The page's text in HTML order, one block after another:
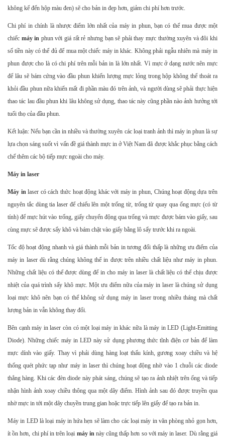
không kể đến hộp màu đen) sẽ cho bản in đẹp hơn, giảm chi phí hơn trước.
Chi phí in chính là nhược điểm lớn nhất của máy in phun, bạn có thể mua được một
chiếc máy in phun với giá rất rẻ nhưng bạn sẽ phải thay mực thường xuyên và đôi khi
số tiền này có thể đủ để mua một chiếc máy in khác. Không phải ngẫu nhiên mà máy in
phun được cho là có chi phí trên mỗi bản in là lớn nhất. Vì mực ở dạng nước nên mực
để lâu sẽ bám cứng vào đầu phun khiến lượng mực lỏng trong hộp không thể thoát ra
khỏi đầu phun nữa khiến mất đi phần màu đó trên ảnh, và người dùng sẽ phải thực hiện
thao tác lau đầu phun khi lâu không sử dụng, thao tác này cũng phần nào ảnh hưởng tới
tuổi thọ của đầu phun.
Kết luận: Nếu bạn cần in nhiều và thường xuyên các loại tranh ảnh thì máy in phun là sự
lựa chọn sáng suốt vì vấn đề giá thành mực in ở Việt Nam đã được khắc phục bằng cách
chế thêm các bộ tiếp mực ngoài cho máy.
Máy in laser
Máy inlaser có cách thức hoạt động khác với máy in phun, Chúng hoạt động dựa trên
nguyên tắc dùng tia laser để chiếu lên một trống từ, trống từ quay qua ống mực (có từ
tính) để mực hút vào trống, giấy chuyển động qua trống và mực được bám vào giấy, sau
cùng mực sẽ được sấy khô và bám chặt vào giấy bằng lô sấy trước khi ra ngoài.
Tốc độ hoạt động nhanh và giá thành mỗi bản in tương đối thấp là những ưu điểm của
máy in laser dù rằng chúng không thể in được trên nhiều chất liệu như máy in phun.
Những chất liệu có thể được dùng để in cho máy in laser là chất liệu có thể chịu được
nhiệt của quá trình sấy khô mực. Một ưu điểm nữa của máy in laser là chúng sử dụng
loại mực khô nên bạn có thể không sử dụng máy in laser trong nhiều tháng mà chất
lượng bản in vẫn không thay đổi.
Bên cạnh máy in laser còn có một loại máy in khác nữa là máy in LED (Light-Emitting
Diode). Những chiếc máy in LED này sử dụng phương thức tĩnh điện cơ bản để làm
mực dính vào giấy. Thay vì phải dùng hàng loạt thấu kính, gương xoay chiều và hệ
thống quét phức tạp như máy in laser thì chúng hoạt động nhờ vào 1 chuỗi các diode
thẳng hàng. Khi các đèn diode này phát sáng, chúng sẽ tạo ra ảnh nhiệt trên ống và tiếp
nhận hình ảnh xoay chiều thông qua một dãy điểm. Hình ảnh sau đó được truyền qua
nhờ mực in tới một dây chuyền trung gian hoặc trực tiếp lên giấy để tạo ra bản in.
Máy in LED là loại máy in hứa hẹn sẽ làm cho các loại máy in văn phòng nhỏ gọn hơn,
ít ồn hơn, chi phí in trên loại máy innày cũng thấp hơn so với máy in laser. Dù rằng giá